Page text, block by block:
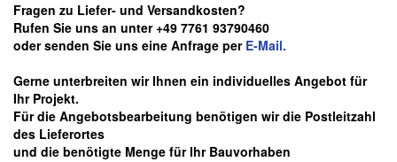
Fragen zu Liefer- und Versandkosten?
Rufen Sie uns an unter +49 7761 93790460
oder senden Sie uns eine Anfrage per E-Mail.
Gerne unterbreiten wir Ihnen ein individuelles Angebot für
Ihr Projekt.
Für die Angebotsbearbeitung benötigen wir die Postleitzahl
des Lieferortes
und die benötigte Menge für Ihr Bauvorhaben